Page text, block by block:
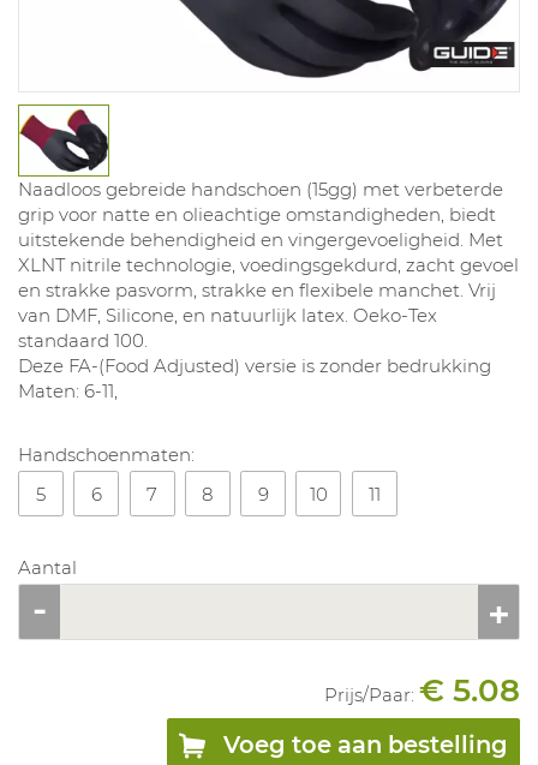
Naadloos gebreide handschoen (15gg) met verbeterde
grip voor natte en olieachtige omstandigheden, biedt
uitstekende behendigheid en vingergevoeligheid. Met
XLNT nitrile technologie, voedingsgekdurd, zacht gevoel
en strakke pasvorm, strakke en flexibele manchet. Vrij
van DMF, Silicone, en natuurlijk latex. Oeko-Tex
standaard 100.
Deze FA-(Food Adjusted) versie is zonder bedrukking
Maten: 6-11,
Handschoenmaten:
5
6 7 8 9 10 11
Aantal
Prijs/Paar: € 5.08
Voeg toe aan bestelling